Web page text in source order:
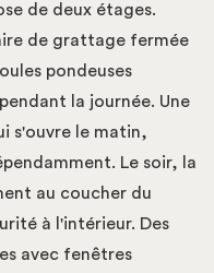
de deux étages.
de grattage fermée
pondeuses
la journée. Une
s'ouvre le matin,
Le soir, la
au coucher du
à l'intérieur. Des
avec fenêtres